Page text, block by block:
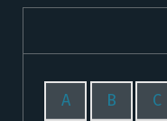
A B C